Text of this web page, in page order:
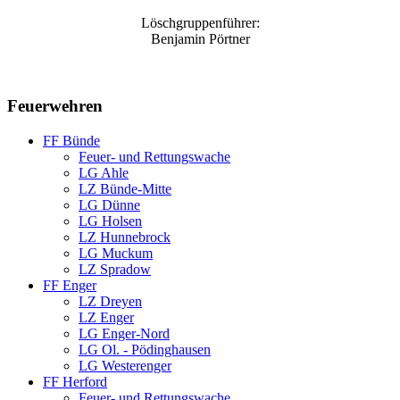
Löschgruppenführer:
Benjamin Pörtner
Feuerwehren
FF Bünde
Feuer- und Rettungswache
LG Ahle
LZ Bünde-Mitte
LG Dünne
LG Holsen
LZ Hunnebrock
LG Muckum
LZ Spradow
FF Enger
LZ Dreyen
LZ Enger
LG Enger-Nord
LG Ol. - Pödinghausen
LG Westerenger
FF Herford